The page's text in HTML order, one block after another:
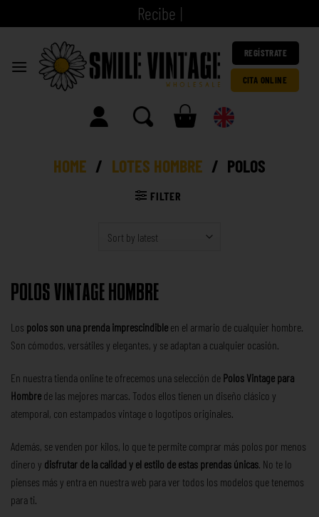
Re|
REGÍSTRATE
CITA ONLINE
HOME / LOTES HOMBRE / POLOS
FILTER
POLOS VINTAGE HOMBRE
Los polos son una prenda imprescindible en el armario de cualquier hombre.
Son cómodos, versátiles y elegantes, y se adaptan a cualquier ocasión.
En nuestra tienda online te ofrecemos una selección de Polos Vintage para
Hombre de las mejores marcas. Todos ellos tienen un diseño clásico y
atemporal, con estampados vintage o logotipos originales.
Además, se venden por kilos, lo que te permite comprar más polos por menos
dinero y disfrutar de la calidad y el estilo de estas prendas únicas . No te lo
pienses más y entra en nuestra web para ver todos los modelos que tenemos
para ti.